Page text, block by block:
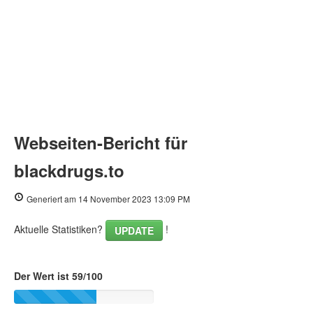
Webseiten-Bericht für
blackdrugs.to
Generiert am 14 November 2023 13:09 PM
Aktuelle Statistiken? UPDATE !
Der Wert ist 59/100